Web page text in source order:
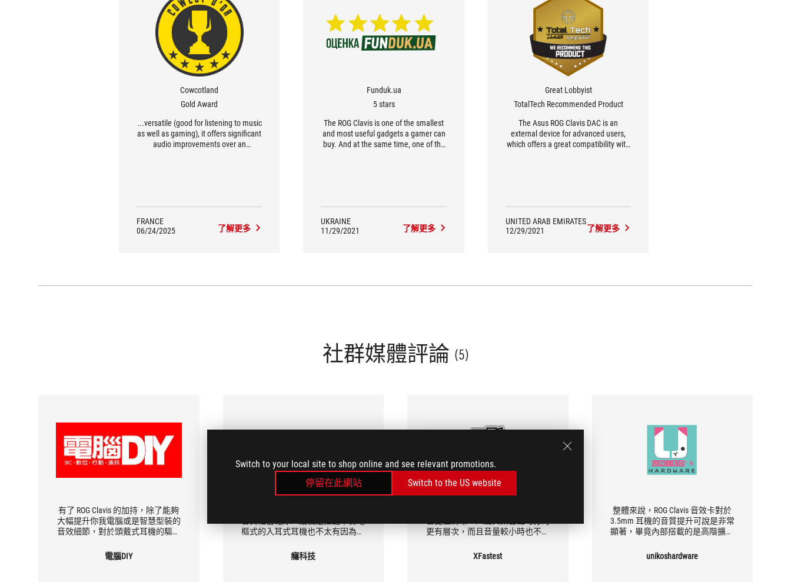
Switch to your local site to shop online and see relevant promotions.
停留在此網站
Switch to the US website
Cowcotland
Gold Award
...versatile (good for listening to music
as well as gaming), it offers significant
audio improvements over an
FRANCE
06/24/2025
了解更多
Funduk.ua
5 stars
The ROG Clavis is one of the smallest
and most useful gadgets a gamer can
buy. And at the same time, one of the
UKRAINE
11/29/2021
了解更多
Great Lobbyist
TotalTech Recommended Product
The Asus ROG Clavis DAC is an
external device for advanced users,
which offers a great compatibility with
UNITED ARAB EMIRATES
12/29/2021
了解更多
社群媒體評論 (5)
有了 ROG Clavis 的加持，除了能夠
大幅提升你我電腦或是智慧型裝的
音效細節，對於頭戴式耳機的驅動
加飽滿，瞬間的爆發力顯著提升，
無論是流行音樂的低頻衝擊性，或
電腦DIY
樞式的入耳式耳機也不太有因為電
的干擾聲也是不少平價微型 DAC 搭
配靈敏度較高的耳機時的痛點。
癮科技
更有層次，而且音量較小時也不會
XFastest
整體來說，ROG Clavis 音效卡對於
3.5mm 耳機的音質提升可說是非常
顯著，畢竟內部搭載的是高階擴大
的味，鋁合金質感搭配圖騰視覺化
unikoshardware